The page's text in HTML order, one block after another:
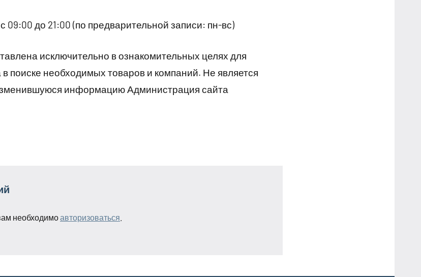
до 21:00 (по предварительной записи: пн-вс)
исключительно в ознакомительных целях для
поиске необходимых товаров и компаний. Не является
информацию Администрация сайта
необходимоавторизоваться